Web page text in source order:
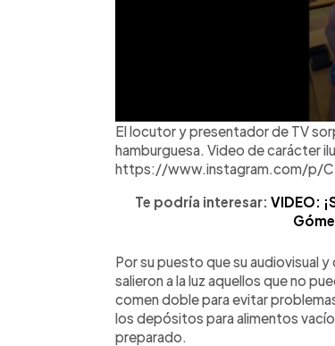
El locutor y presentador de TV
hamburguesa. Video de carácter
https://www.instagram.com/p/
Te podría interesar: VIDEO:
Por su puesto que su audiovisual
salieron a la luz aquellos que no
comen doble para evitar
los depósitos para alimentos
preparado.